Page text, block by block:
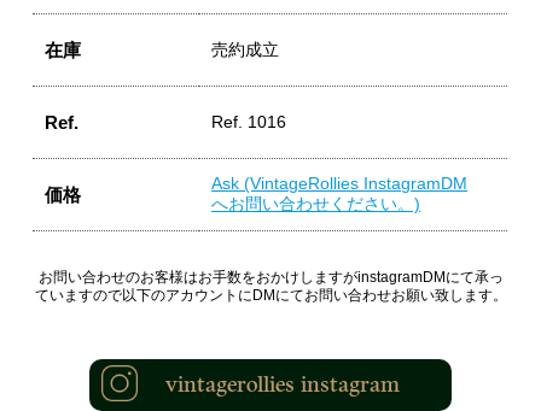
在庫 売約成立
Ref. Ref. 1016
価格
Ask (VintageRollies InstagramDM
へお問い合わせください。)
お問い合わせのお客様はお手数をおかけしますがinstagramDMにて承っ
ていますので以下のアカウントにDMにてお問い合わせお願い致します。
vintagerollies instagram